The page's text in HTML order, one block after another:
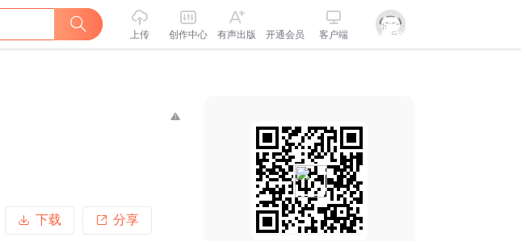
上传 创作中心 有声出版 开通会员 客户端
下载 分享